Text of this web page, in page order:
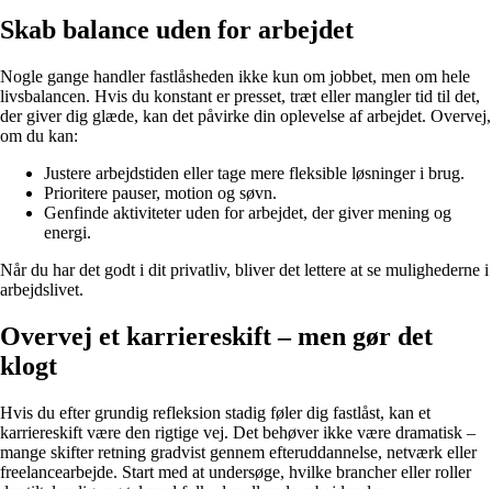
Skab balance uden for arbejdet
Nogle gange handler fastlåsheden ikke kun om jobbet, men om hele
livsbalancen. Hvis du konstant er presset, træt eller mangler tid til det,
der giver dig glæde, kan det påvirke din oplevelse af arbejdet. Overvej,
om du kan:
Justere arbejdstiden eller tage mere fleksible løsninger i brug.
Prioritere pauser, motion og søvn.
Genfinde aktiviteter uden for arbejdet, der giver mening og
energi.
Når du har det godt i dit privatliv, bliver det lettere at se mulighederne i
arbejdslivet.
Overvej et karriereskift – men gør det
klogt
Hvis du efter grundig refleksion stadig føler dig fastlåst, kan et
karriereskift være den rigtige vej. Det behøver ikke være dramatisk –
mange skifter retning gradvist gennem efteruddannelse, netværk eller
freelancearbejde. Start med at undersøge, hvilke brancher eller roller